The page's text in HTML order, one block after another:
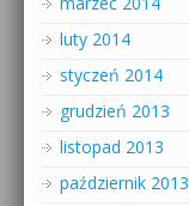
luty 2014
styczeń 2014
grudzień 2013
listopad 2013
październik 2013